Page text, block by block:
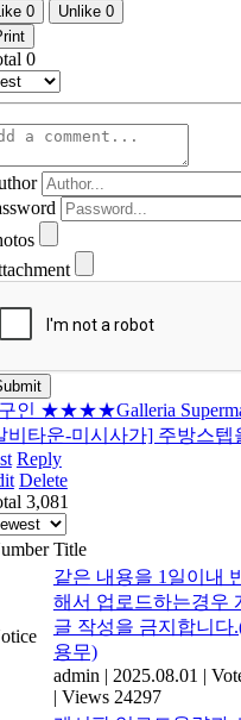
0 Unlike 0
0
인 ★★★★Galleria
비타운-미시사가] 주방스텝
Reply
Delete
3,081
Title
같은 내용을 1일이내
해서 업로드하는경우
글 작성을 금지합니다
용무)
admin | 2025.08.01 |
| Views 24297